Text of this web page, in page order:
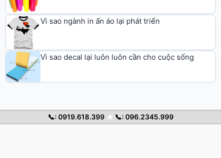
📞: 0919.618.399★ 📞: 096.2345.999
Vì sao ngành in ấn áo lại phát triển
Vì sao decal lại luôn luôn cần cho cuộc sống